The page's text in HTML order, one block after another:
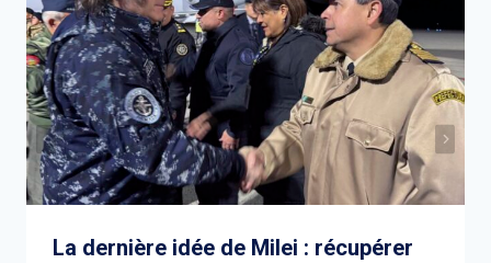
La dernière idée de Milei : récupérer